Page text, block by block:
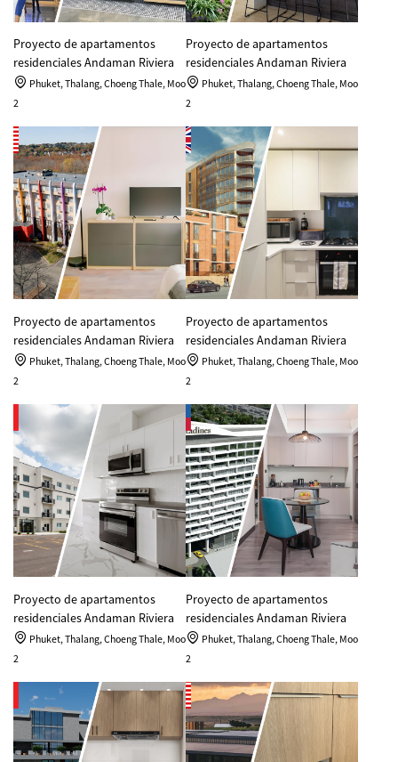
Proyecto de apartamentos
residenciales Andaman Riviera
Phuket, Thalang, Choeng Thale, Moo
2
Proyecto de apartamentos
residenciales Andaman Riviera
Phuket, Thalang, Choeng Thale, Moo
2
Proyecto de apartamentos
residenciales Andaman Riviera
Phuket, Thalang, Choeng Thale, Moo
2
Proyecto de apartamentos
residenciales Andaman Riviera
Phuket, Thalang, Choeng Thale, Moo
2
Proyecto de apartamentos
residenciales Andaman Riviera
Phuket, Thalang, Choeng Thale, Moo
2
Proyecto de apartamentos
residenciales Andaman Riviera
Phuket, Thalang, Choeng Thale, Moo
2